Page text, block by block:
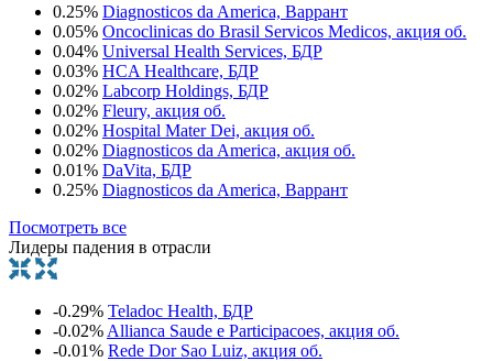
0.25% Diagnosticos da America, Варрант
0.05% Oncoclinicas do Brasil Servicos Medicos, акция об.
0.04% Universal Health Services, БДР
0.03% HCA Healthcare, БДР
0.02% Labcorp Holdings, БДР
0.02% Fleury, акция об.
0.02% Hospital Mater Dei, акция об.
0.02% Diagnosticos da America, акция об.
0.01% DaVita, БДР
0.25% Diagnosticos da America, Варрант
Посмотреть все
Лидеры падения в отрасли
-0.29% Teladoc Health, БДР
-0.02% Allianca Saude e Participacoes, акция об.
-0.01% Rede Dor Sao Luiz, акция об.